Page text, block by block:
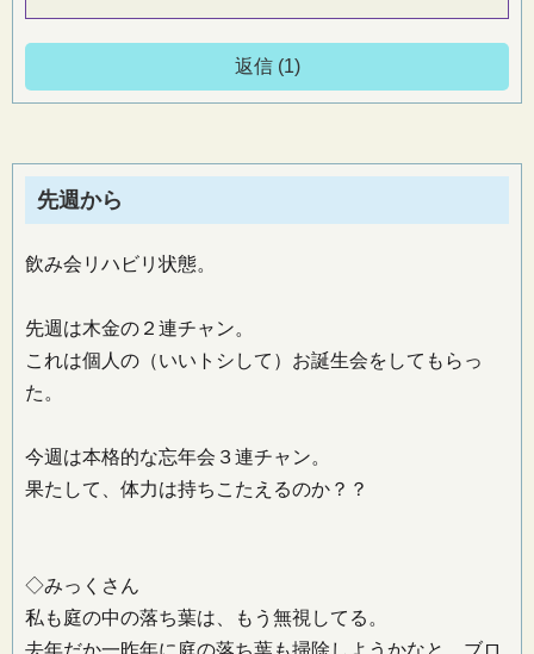
返信 (1)
先週から
飲み会リハビリ状態。
先週は木金の２連チャン。
これは個人の（いいトシして）お誕生会をしてもらっ
た。
今週は本格的な忘年会３連チャン。
果たして、体力は持ちこたえるのか？？
◇みっくさん
私も庭の中の落ち葉は、もう無視してる。
去年だか一昨年に庭の落ち葉も掃除しようかなと、ブロ